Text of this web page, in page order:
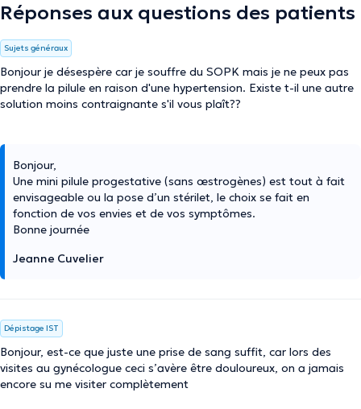
Réponses aux questions des patients
Sujets généraux
Bonjour je désespère car je souffre du SOPK mais je ne peux pas
prendre la pilule en raison d'une hypertension. Existe t-il une autre
solution moins contraignante s'il vous plaît??
Bonjour,
Une mini pilule progestative (sans œstrogènes) est tout à fait
envisageable ou la pose d’un stérilet, le choix se fait en
fonction de vos envies et de vos symptômes.
Bonne journée
Jeanne Cuvelier
Dépistage IST
Bonjour, est-ce que juste une prise de sang suffit, car lors des
visites au gynécologue ceci s’avère être douloureux, on a jamais
encore su me visiter complètement